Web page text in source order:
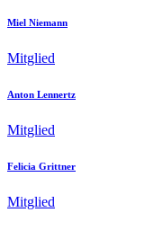
Miel Niemann
Mitglied
Anton Lennertz
Mitglied
Felicia Grittner
Mitglied